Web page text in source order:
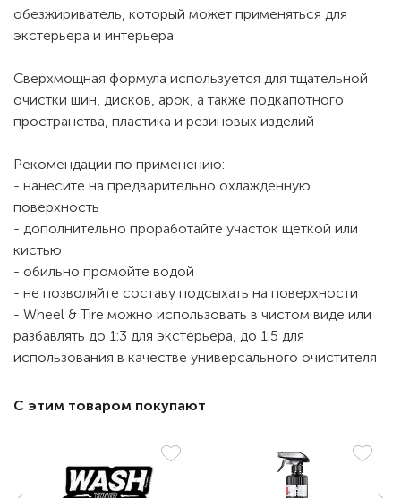
обезжириватель, который может применяться для
экстерьера и интерьера
Сверхмощная формула используется для тщательной
очистки шин, дисков, арок, а также подкапотного
пространства, пластика и резиновых изделий
Рекомендации по применению:
- нанесите на предварительно охлажденную
поверхность
- дополнительно проработайте участок щеткой или
кистью
- обильно промойте водой
- не позволяйте составу подсыхать на поверхности
- Wheel & Tire можно использовать в чистом виде или
разбавлять до 1:3 для экстерьера, до 1:5 для
использования в качестве универсального очистителя
С этим товаром покупают